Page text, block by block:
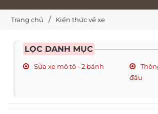
Trang chủ Kiến thức về xe
LỌC DANH MỤC
Sửa xe mô tô - 2 bánh
đấu